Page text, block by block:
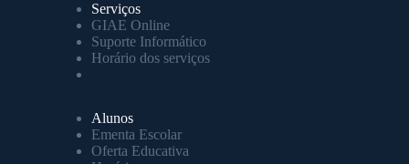
Serviços
GIAE Online
Suporte Informático
Horário dos serviços
Alunos
Ementa Escolar
Oferta Educativa